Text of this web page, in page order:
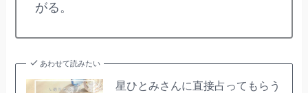
がる。
あわせて読みたい
星ひとみさんに直接占ってもらう